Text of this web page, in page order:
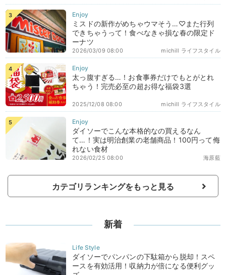
ミスドの新作がめちゃウマそう…♡また行列
できちゃうって！食べなきゃ損な春の限定ド
ーナツ
michill ライフスタイル
2026/03/09 08:00
太っ腹すぎる…！お食事券だけでもとがとれ
ちゃう！完売必至の超お得な福袋3選
michill ライフスタイル
2025/12/08 08:00
ダイソーでこんな本格的なの買えるなん
て…！実は明治創業の老舗商品！100円って侮
れない食材
海原藍
2026/02/25 08:00
カテゴリランキングをもっと見る
新着
ダイソーでパンパンの下駄箱から脱却！スペ
ースを有効活用！収納力が倍になる便利グッ